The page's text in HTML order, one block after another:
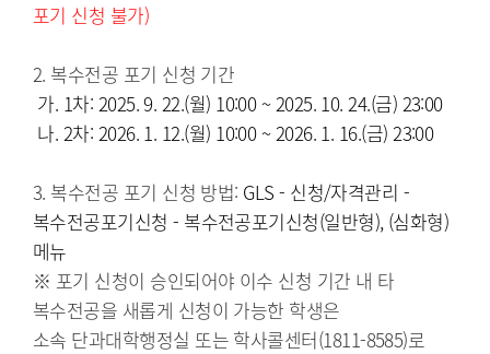
포기 신청 불가)
나. 2차: 2026. 1. 12.(월) 10:00 ~ 2026. 1. 16.(금) 23:00
3. 복수전공 포기 신청 방법: GLS - 신청/자격관리 -
복수전공포기신청 - 복수전공포기신청(일반형), (심화형)
메뉴
※ 포기 신청이 승인되어야 이수 신청 기간 내 타
복수전공을 새롭게 신청이 가능한 학생은
소속 단과대학행정실 또는 학사콜센터(1811-8585)로